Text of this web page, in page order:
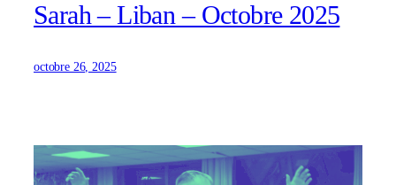
Sarah – Liban – Octobre 2025
octobre 26, 2025